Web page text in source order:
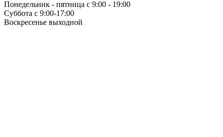
Понедельник - пятница с 9:00 - 19:00
Суббота с 9:00-17:00
Воскресенье выходной